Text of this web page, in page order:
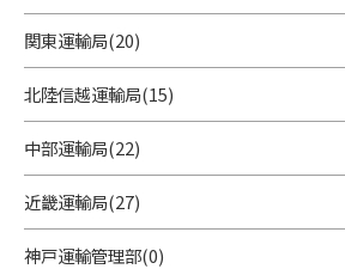
関東運輸局(20)
北陸信越運輸局(15)
中部運輸局(22)
近畿運輸局(27)
神戸運輸管理部(0)